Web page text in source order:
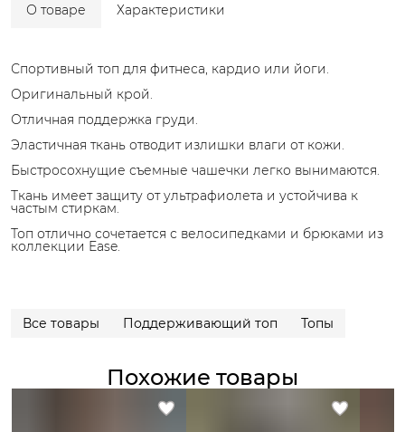
О товаре Характеристики
Спортивный топ для фитнеса, кардио или йоги.
Оригинальный крой.
Отличная поддержка груди.
Эластичная ткань отводит излишки влаги от кожи.
Быстросохнущие съемные чашечки легко вынимаются.
Ткань имеет защиту от ультрафиолета и устойчива к
частым стиркам.
Топ отлично сочетается с велосипедками и брюками из
коллекции Ease.
Все товары Поддерживающий топ Топы
Похожие товары